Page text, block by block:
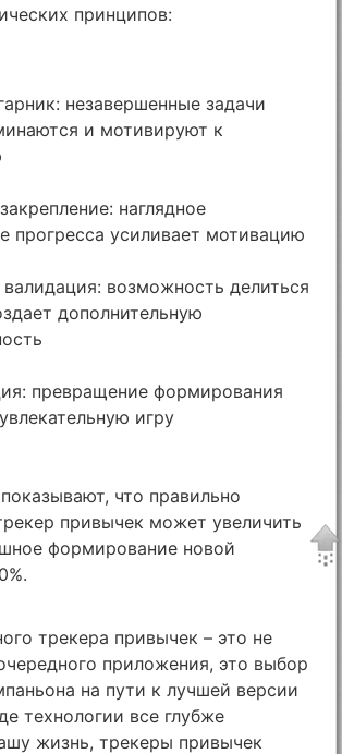
принципов:
незавершенные задачи
и мотивируют к
наглядное
прогресса усиливает мотивацию
возможность делиться
дополнительную
превращение формирования
игру
что правильно
привычек может увеличить
формирование новой
трекера привычек – это не
приложения, это выбор
на пути к лучшей версии
технологии все глубже
жизнь, трекеры привычек